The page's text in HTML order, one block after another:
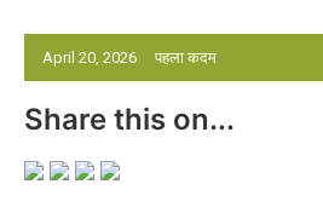
April 20, 2026 पहला कदम
Share this on...